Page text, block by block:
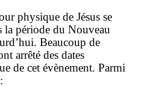
physique de Jésus se
la période du Nouveau
Beaucoup de
arrêté des dates
de cet évènement. Parmi